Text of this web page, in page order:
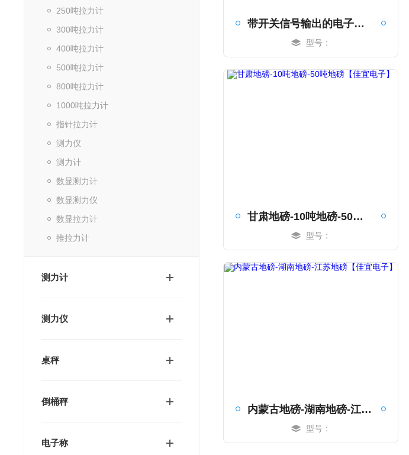
250吨拉力计
300吨拉力计
400吨拉力计
500吨拉力计
800吨拉力计
1000吨拉力计
指针拉力计
测力仪
测力计
数显测力计
数显测力仪
数显拉力计
推拉力计
测力计
测力仪
桌秤
倒桶秤
电子称
带开关信号输出的电子秤-建瓯报警滚筒电子秤-50吨电子秤【佳宜电子】
型号：
甘肃地磅-10吨地磅-50吨地磅【佳宜电子】
型号：
内蒙古地磅-湖南地磅-江苏地磅【佳宜电子】
型号：